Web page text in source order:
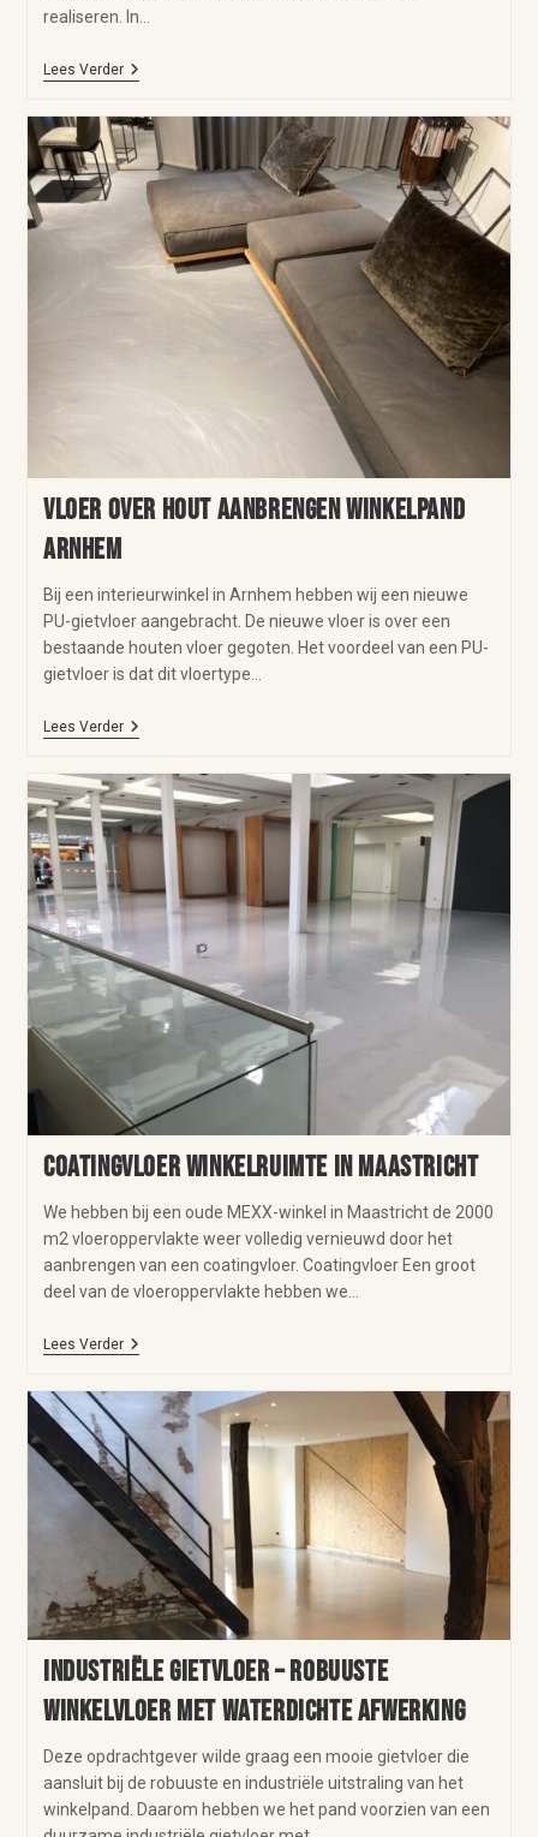
realiseren. In…
Lees Verder
Vloer over hout aanbrengen winkelpand
Arnhem
Bij een interieurwinkel in Arnhem hebben wij een nieuwe
PU-gietvloer aangebracht. De nieuwe vloer is over een
bestaande houten vloer gegoten. Het voordeel van een PU-
gietvloer is dat dit vloertype…
Lees Verder
Coatingvloer winkelruimte in Maastricht
We hebben bij een oude MEXX-winkel in Maastricht de 2000
m2 vloeroppervlakte weer volledig vernieuwd door het
aanbrengen van een coatingvloer. Coatingvloer Een groot
deel van de vloeroppervlakte hebben we…
Lees Verder
Industriële gietvloer – robuuste
winkelvloer met waterdichte afwerking
Deze opdrachtgever wilde graag een mooie gietvloer die
aansluit bij de robuuste en industriële uitstraling van het
winkelpand. Daarom hebben we het pand voorzien van een